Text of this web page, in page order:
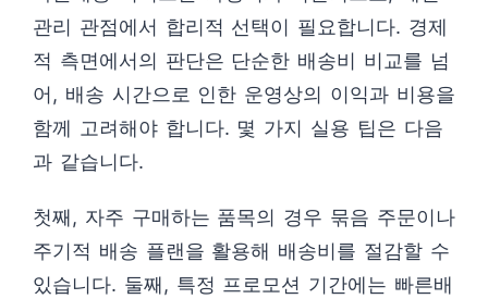
관리 관점에서 합리적 선택이 필요합니다. 경제
적 측면에서의 판단은 단순한 배송비 비교를 넘
어, 배송 시간으로 인한 운영상의 이익과 비용을
함께 고려해야 합니다. 몇 가지 실용 팁은 다음
과 같습니다.
첫째, 자주 구매하는 품목의 경우 묶음 주문이나
주기적 배송 플랜을 활용해 배송비를 절감할 수
있습니다. 둘째, 특정 프로모션 기간에는 빠른배